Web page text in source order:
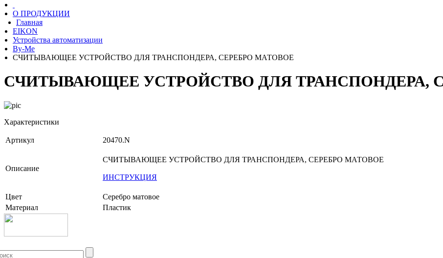
О ПРОДУКЦИИ
Главная
EIKON
Устройства автоматизации
By-Me
СЧИТЫВАЮЩЕЕ УСТРОЙСТВО ДЛЯ ТРАНСПОНДЕРА, СЕРЕБРО МАТОВОЕ
СЧИТЫВАЮЩЕЕ УСТРОЙСТВО ДЛЯ ТРАНСПОНДЕРА,
Характеристики
Артикул 20470.N
Описание
СЧИТЫВАЮЩЕЕ УСТРОЙСТВО ДЛЯ ТРАНСПОНДЕРА, СЕРЕБРО МАТОВОЕ
ИНСТРУКЦИЯ
Цвет
Серебро матовое
Материал
Пластик